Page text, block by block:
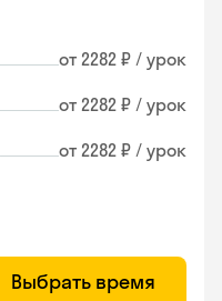
от 2282 ₽ / урок
от 2282 ₽ / урок
от 2282 ₽ / урок
Выбрать время